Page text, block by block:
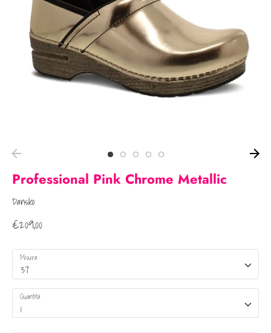
Professional Pink Chrome Metallic
Dansko
€209,00
Misura
37
Quantità
1